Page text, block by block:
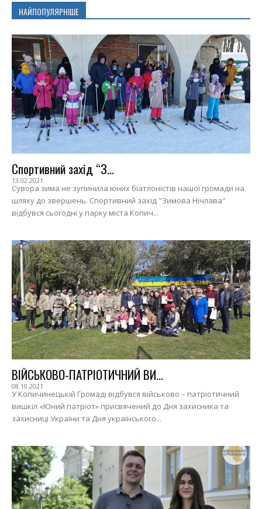
НАЙПОПУЛЯРНІШЕ
Спортивний захід “З...
13.02.2021
Сувора зима не зупинила юних біатлоністів нашої громади на
шляху до звершень. Спортивний захід "Зимова Нічлава"
відбувся сьогодні у парку міста Копич...
ВІЙСЬКОВО-ПАТРІОТИЧНИЙ ВИ...
08.10.2021
У Копичинецькій Громаді відбувся військово – патріотичний
вишкіл «Юний патріот» присвячений до Дня захисника та
захисниці України та Дня українського...